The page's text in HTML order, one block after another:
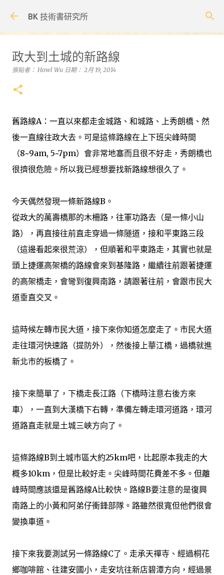
BK 技術書研究所
政大到土城的新路線
張貼者： Howl Wu 日期： 2月 19, 2014
舊路線A：一直以來都走金城路、和城路、上秀朗橋、然
後一直線往政大去。可是這條路線在上下班尖峰時間
（8~9am, 5~7pm）會非常地塞而且很不好走，秀朗橋也
很擠很危險。所以我已經想要找新路線想很久了。
今天偶然發現一條新路線B。
從政大的萬壽橋那的木柵路，往軍功路去（是一條小山
路），再直接往前直走穿過一條隧道，接和平東路三段
（這邊看起來很荒涼），但順著和平東路走，其實也就是
頭上捷運高架橋的路線會來到基隆路，繼續往前跟著捷運
的高架橋走，會彎到復興南路，請跟著往前，會跟市民大
道垂直交叉。
這時候左轉市民大道，接下來你知道怎麼走了。市民大道
走往環河快速路（提防外），然後接上華江橋，過橋就進
新北市的板橋了。
接下來簡單了，下橋走長江路（下橋時注意右後方來
車），一直到大漢橋下右轉，準備左轉走環河道路，環河
道路直走就是土城三峽方向了。
這條路線B到土城市區大約25km吧，比起原本我走的大
概多10km，但是比較好走。尖峰時間花費差不多。但離
峰時間應該還是舊路線A比較快。路線B要注意的是復興
南路上的小黃和阿弟仔衝鋒部隊。路雖然很寬但他們很會
變換車道。
接下來我要測試另一條路線C了。走承天禪寺、經過桐花
鄉咖啡館、往建安國小，走安坑往新店碧潭方向，經過景